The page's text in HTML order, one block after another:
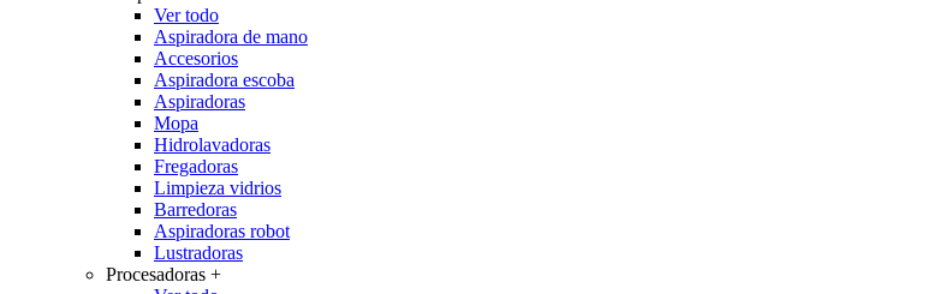
Ver todo
Aspiradora de mano
Accesorios
Aspiradora escoba
Aspiradoras
Mopa
Hidrolavadoras
Fregadoras
Limpieza vidrios
Barredoras
Aspiradoras robot
Lustradoras
Procesadoras +